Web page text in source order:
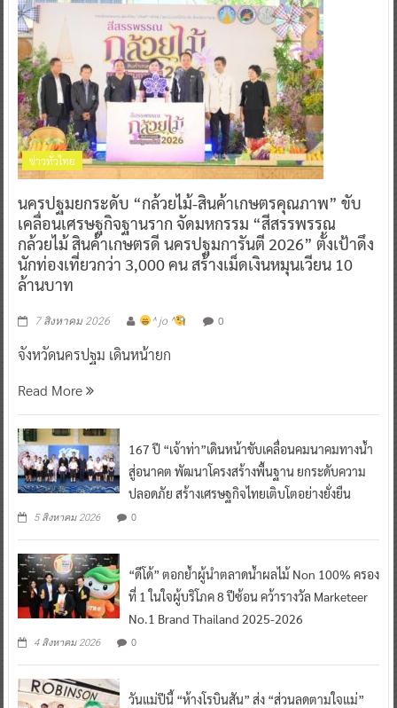
ข่าวทั่วไทย
นครปฐมยกระดับ “กล้วยไม้-สินค้าเกษตรคุณภาพ” ขับ
เคลื่อนเศรษฐกิจฐานราก จัดมหกรรม “สีสรรพรรณ
กล้วยไม้ สินค้าเกษตรดี นครปฐมการันตี 2026” ตั้งเป้าดึง
นักท่องเที่ยวกว่า 3,000 คน สร้างเม็ดเงินหมุนเวียน 10
ล้านบาท
7 สิงหาคม 2026 ^ jo ^ 0
จังหวัดนครปฐม เดินหน้ายก
Read More
167 ปี “เจ้าท่า”เดินหน้าขับเคลื่อนคมนาคมทางน้ำ
สู่อนาคต พัฒนาโครงสร้างพื้นฐาน ยกระดับความ
ปลอดภัย สร้างเศรษฐกิจไทยเติบโตอย่างยั่งยืน
5 สิงหาคม 2026 0
“ดีโด้” ตอกย้ำผู้นำตลาดน้ำผลไม้ Non 100% ครอง
ที่ 1 ในใจผู้บริโภค 8 ปีซ้อน คว้ารางวัล Marketeer
No.1 Brand Thailand 2025-2026
4 สิงหาคม 2026 0
วันแม่ปีนี้ “ห้างโรบินสัน” ส่ง “ส่วนลดตามใจแม่”